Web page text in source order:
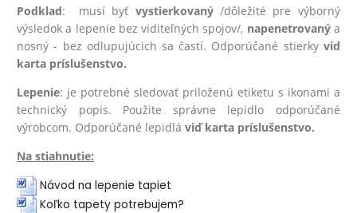
Podklad: musí byť vystierkovaný/dôležité pre výborný
výsledok a lepenie bez viditeľných spojov/, napenetrovanýa
nosný - bez odlupujúcich sa častí. Odporúčané stierky viď
karta príslušenstvo.
Lepenie: je potrebné sledovať priloženú etiketu s ikonami a
technický popis. Použite správne lepidlo odporúčané
výrobcom. Odporúčané lepidláviď karta príslušenstvo.
Na stiahnutie:
Návod na lepenie tapiet
Koľko tapety potrebujem?